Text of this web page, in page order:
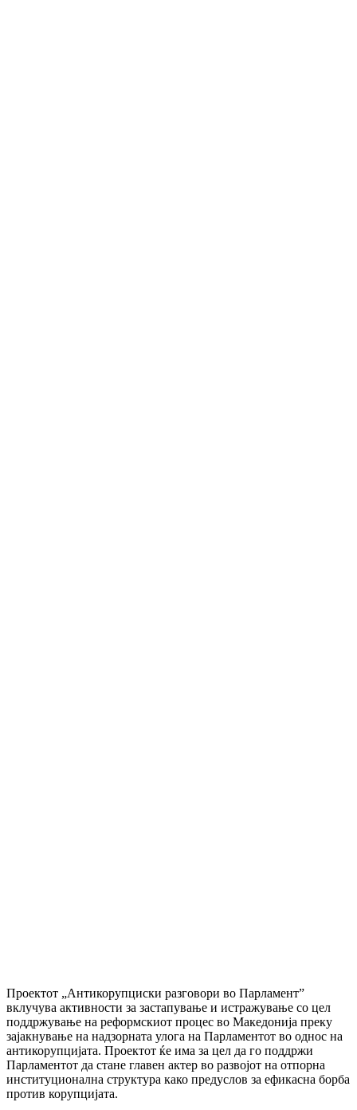
Проектот „Антикорупциски разговори во Парламент”
вклучува активности за застапување и истражување со цел
поддржување на реформскиот процес во Македонија преку
зајакнување на надзорната улога на Парламентот во однос на
антикорупцијата. Проектот ќе има за цел да го поддржи
Парламентот да стане главен актер во развојот на отпорна
институционална структура како предуслов за ефикасна борба
против корупцијата.